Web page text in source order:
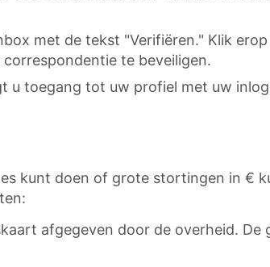
met de tekst "Verifiëren." Klik
te beveiligen.
u toegang tot uw profiel met uw
kunt doen of grote stortingen in €
afgegeven door de overheid.